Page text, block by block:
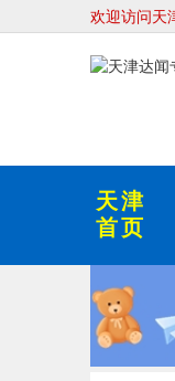
欢迎访问天
天津
首页